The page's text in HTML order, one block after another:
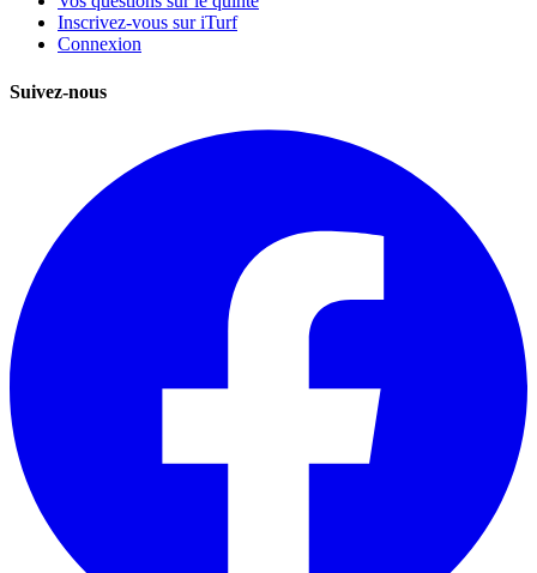
Inscrivez-vous sur iTurf
Connexion
Suivez-nous